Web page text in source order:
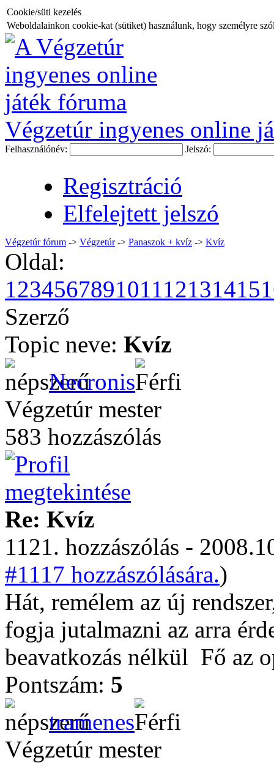
Cookie/süti kezelés
Weboldalainkon cookie-kat (sütiket) használunk, hogy személyre
Végzetúr ingyenes online
Felhasználónév: Jelszó:
Regisztráció
Elfelejtett jelszó
Végzetúr fórum -> Végzetúr-> Panaszok + kvíz -> Kvíz
Oldal:
123456789101112131415
Szerző
Topic neve: Kvíz
Necronis
Végzetúr mester
583 hozzászólás
Re: Kvíz
1121. hozzászólás -
#1117 hozzászólására.)
Hát, remélem az új
fogja jutalmazni az arra
beavatkozás nélkül Fő az
Pontszám: 5
tramenes
Végzetúr mester